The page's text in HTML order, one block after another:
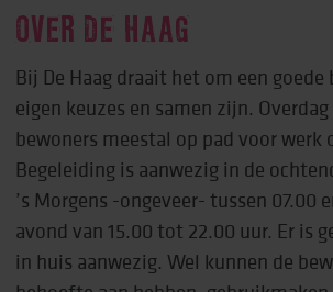
OVER DE HAAG
Bij De Haag draait het om een goede
eigen keuzes en samen zijn.
bewoners meestal op pad voor werk
Begeleiding is aanwezig in de
’s Morgens -ongeveer- tussen 07.00
avond van 15.00 tot 22.00 uur. Er is
in huis aanwezig. Wel kunnen de